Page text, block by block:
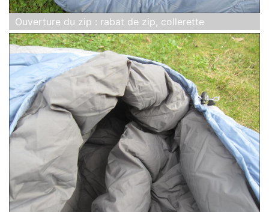
Ouverture du zip : rabat de zip, collerette